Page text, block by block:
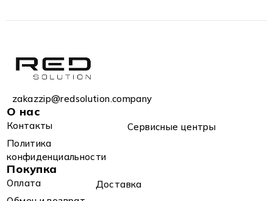
zakazzip@redsolution.company
О нас
Контакты
Сервисные центры
Политика
конфиденциальности
Покупка
Оплата
Доставка